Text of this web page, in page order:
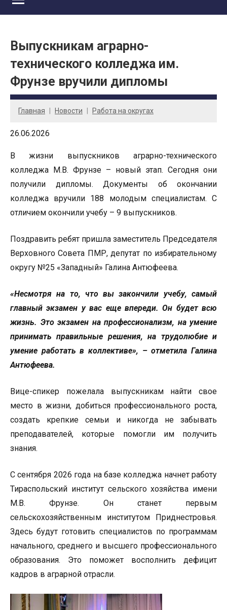
Выпускникам аграрно-
технического колледжа им.
Фрунзе вручили дипломы
Главная Новости Работа на округах
26.06.2026
В жизни выпускников аграрно-технического
колледжа М.В. Фрунзе – новый этап. Сегодня они
получили дипломы. Документы об окончании
колледжа вручили 188 молодым специалистам. С
отличием окончили учебу – 9 выпускников.
Поздравить ребят пришла заместитель Председателя
Верховного Совета ПМР, депутат по избирательному
округу №25 «Западный» Галина Антюфеева.
«Несмотря на то, что вы закончили учебу, самый
главный экзамен у вас еще впереди. Он будет всю
жизнь. Это экзамен на профессионализм, на умение
принимать правильные решения, на трудолюбие и
умение работать в коллективе», – отметила Галина
Антюфеева.
Вице-спикер пожелала выпускникам найти свое
место в жизни, добиться профессионального роста,
создать крепкие семьи и никогда не забывать
преподавателей, которые помогли им получить
знания.
С сентября 2026 года на базе колледжа начнет работу
Тираспольский институт сельского хозяйства имени
М.В. Фрунзе. Он станет первым
сельскохозяйственным институтом Приднестровья.
Здесь будут готовить специалистов по программам
начального, среднего и высшего профессионального
образования. Это поможет восполнить дефицит
кадров в аграрной отрасли.